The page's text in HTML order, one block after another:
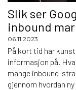
Slik ser
inbound
06.11.2023.
På kort tid har
informasjon på.
mange inbound-
gjennom hvordan